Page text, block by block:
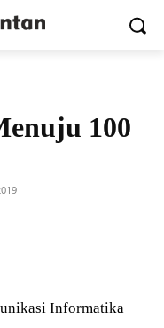
100
Informatika